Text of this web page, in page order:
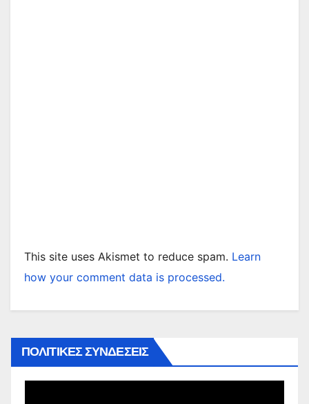
This site uses Akismet to reduce spam. Learn
how your comment data is processed.
ΠΟΛΙΤΙΚΕΣ ΣΥΝΔΕΣΕΙΣ